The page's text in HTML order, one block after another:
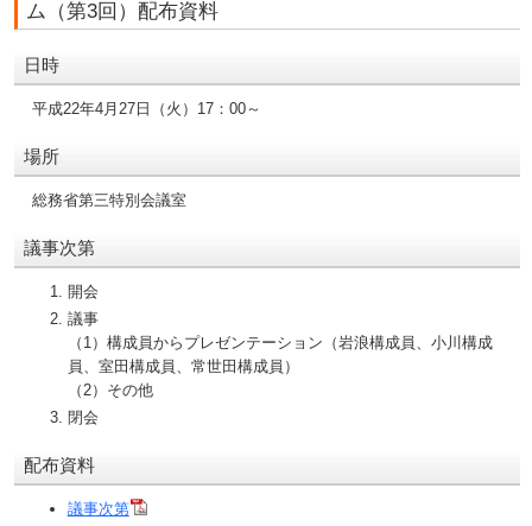
ム（第3回）配布資料
日時
平成22年4月27日（火）17：00～
場所
総務省第三特別会議室
議事次第
開会
議事
（1）構成員からプレゼンテーション（岩浪構成員、小川構成
員、室田構成員、常世田構成員）
（2）その他
閉会
配布資料
議事次第